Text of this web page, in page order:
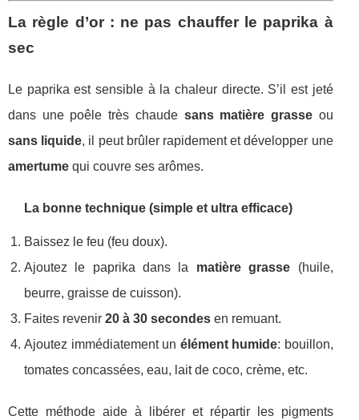
La règle d’or : ne pas chauffer le paprika à
sec
Le paprika est sensible à la chaleur directe. S’il est jeté
dans une poêle très chaude sans matière grasseou
sans liquide, il peut brûler rapidement et développer une
amertume qui couvre ses arômes.
La bonne technique (simple et ultra efficace)
Baissez le feu (feu doux).
Ajoutez le paprika dans la matière grasse (huile,
beurre, graisse de cuisson).
Faites revenir 20 à 30 secondes en remuant.
Ajoutez immédiatement un élément humide: bouillon,
tomates concassées, eau, lait de coco, crème, etc.
Cette méthode aide à libérer et répartir les pigments